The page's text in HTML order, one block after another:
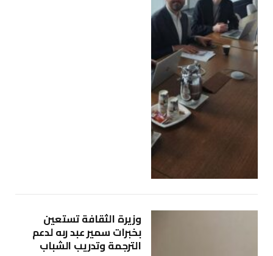
وزيرة الثقافة تستعين
بخبرات سمير عبد ربه لدعم
الترجمة وتدريب الشباب